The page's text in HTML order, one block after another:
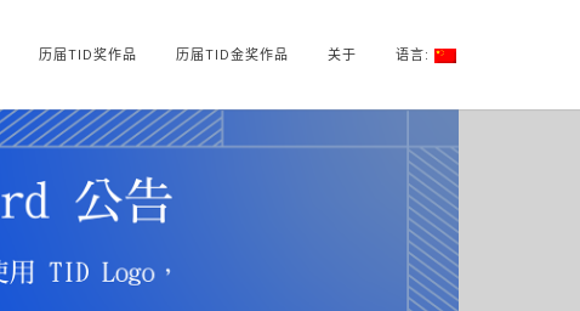
历届TID奖作品 历届TID金奖作品 关于 语言: